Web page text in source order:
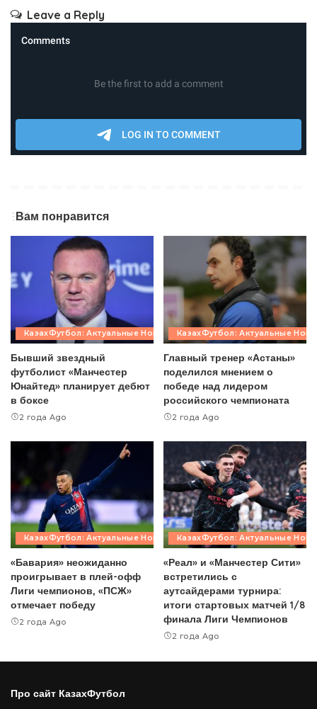
Leave a Reply
Вам понравится
КазахФутбол: Актуальные Новости
Бывший звездный
футболист «Манчестер
Юнайтед» планирует дебют
в боксе
2 года Ago
КазахФутбол: Актуальные
Главный тренер «Астаны»
поделился мнением о
победе над лидером
российского чемпионата
2 года Ago
КазахФутбол: Актуальные Новости
«Бавария» неожиданно
проигрывает в плей-офф
Лиги чемпионов, «ПСЖ»
отмечает победу
2 года Ago
КазахФутбол: Актуальные
«Реал» и «Манчестер Сити»
встретились с
аутсайдерами турнира:
итоги стартовых матчей 1/8
финала Лиги Чемпионов
2 года Ago
Про сайт КазахФутбол